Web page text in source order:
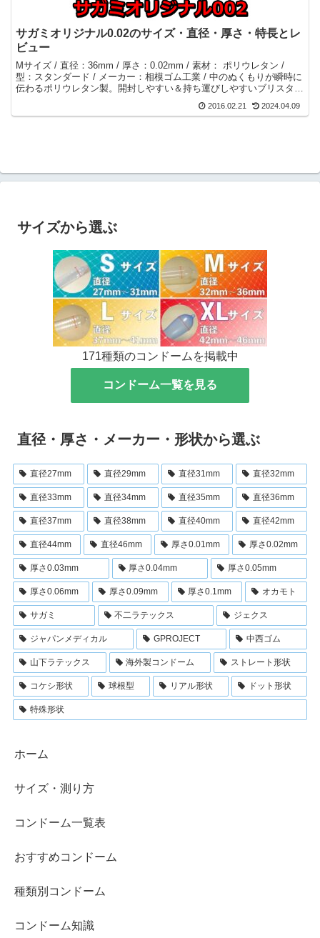
サガミオリジナル0.02のサイズ・直径・厚さ・特長とレ
ビュー
Mサイズ / 直径：36mm / 厚さ：0.02mm / 素材： ポリウレタン /
型：スタンダード / メーカー：相模ゴム工業 / 中のぬくもりが瞬時に
伝わるポリウレタン製。開封しやすい＆持ち運びしやすいブリスター
2016.02.21 2024.04.09
サイズから選ぶ
171種類のコンドームを掲載中
コンドーム一覧を見る
直径・厚さ・メーカー・形状から選ぶ
直径27mm 直径29mm 直径31mm 直径32mm
直径33mm 直径34mm 直径35mm 直径36mm
直径37mm 直径38mm 直径40mm 直径42mm
直径44mm 直径46mm 厚さ0.01mm 厚さ0.02mm
厚さ0.03mm 厚さ0.04mm 厚さ0.05mm
厚さ0.06mm 厚さ0.09mm 厚さ0.1mm オカモト
サガミ 不二ラテックス ジェクス
ジャパンメディカル GPROJECT 中西ゴム
山下ラテックス 海外製コンドーム ストレート形状
コケシ形状 球根型 リアル形状 ドット形状
特殊形状
ホーム
サイズ・測り方
コンドーム一覧表
おすすめコンドーム
種類別コンドーム
コンドーム知識